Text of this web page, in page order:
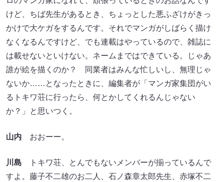
けど、ちば先生があるとき、ちょっとした悪ふざけがきっ
かけで大ケガをするんです。それでマンガがしばらく描け
なくなるんですけど、でも連載はやっているので、雑誌に
は載せないといけない。ネームまではできている。じゃあ
誰が絵を描くのか？ 同業者はみんな忙しいし、無理じゃ
ないか……となったときに、編集者が「マンガ家集団がい
るトキワ荘に行ったら、何とかしてくれるんじゃない
か？」と思いつく。
山内 おおーー。
川島 トキワ荘、とんでもないメンバーが揃っているんで
すよ。藤子不二雄のお二人、石ノ森章太郎先生、赤塚不二